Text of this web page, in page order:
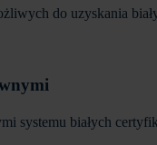
do uzyskania
systemu białych